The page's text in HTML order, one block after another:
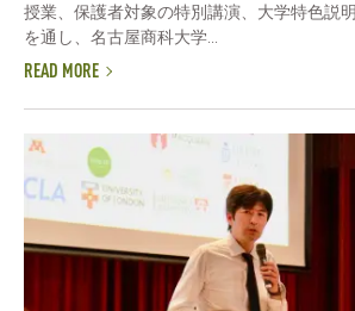
授業、保護者対象の特別講演、大学特色説
を通し、名古屋商科大学...
READ MORE